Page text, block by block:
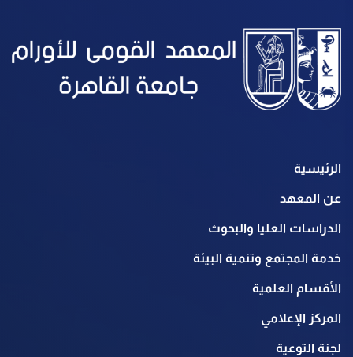
الرئيسية
عن المعهد
الدراسات العليا والبحوث
خدمة المجتمع وتنمية البيئة
الأقسام العلمية
المركز الإعلامي
لجنة التوعية